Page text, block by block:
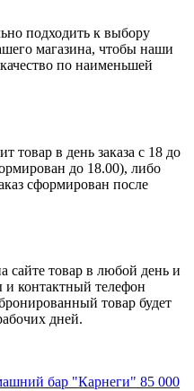
подходить к выбору
магазина, чтобы наши
по наименьшей
товар в день заказа с 18 до
до 18.00), либо
сформирован после
сайте товар в любой день и
контактный телефон
товар будет
дней.
бар "Карнеги" 85 000